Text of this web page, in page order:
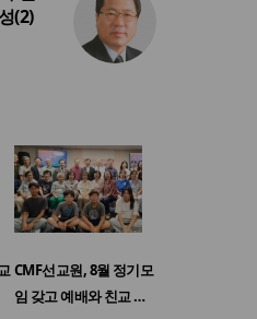
(2)
CMF선교원, 8월 정기모
임 갖고 예배와 친교 …